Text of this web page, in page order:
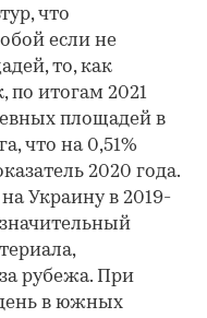
что
если не
то, как
по итогам 2021
площадей в
что на 0,51%
2020 года.
Украину в 2019-
значительный
рубежа. При
в южных